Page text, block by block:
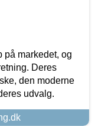
på markedet, og
Deres
den moderne
udvalg.